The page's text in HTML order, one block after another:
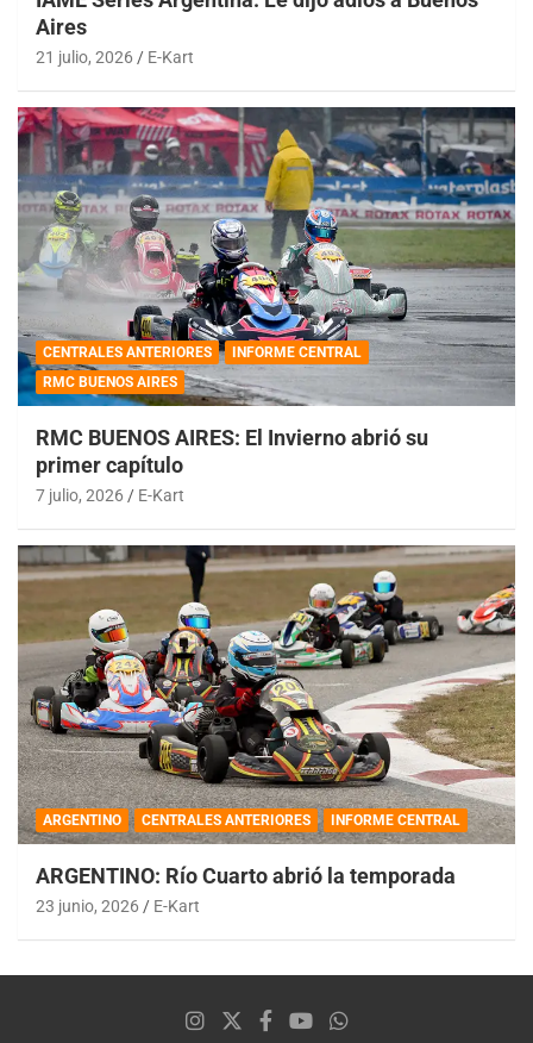
Aires
21 julio, 2026 E-Kart
CENTRALES ANTERIORES
INFORME CENTRAL
RMC BUENOS AIRES
RMC BUENOS AIRES: El Invierno abrió su
primer capítulo
7 julio, 2026 E-Kart
ARGENTINO CENTRALES ANTERIORES INFORME CENTRAL
ARGENTINO: Río Cuarto abrió la temporada
23 junio, 2026 E-Kart